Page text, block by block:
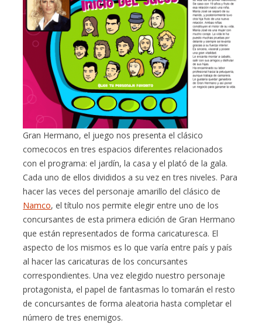
Gran Hermano, el juego nos presenta el clásico
comecocos en tres espacios diferentes relacionados
con el programa: el jardín, la casa y el plató de la gala.
Cada uno de ellos divididos a su vez en tres niveles. Para
hacer las veces del personaje amarillo del clásico de
Namco, el título nos permite elegir entre uno de los
concursantes de esta primera edición de Gran Hermano
que están representados de forma caricaturesca. El
aspecto de los mismos es lo que varía entre país y país
al hacer las caricaturas de los concursantes
correspondientes. Una vez elegido nuestro personaje
protagonista, el papel de fantasmas lo tomarán el resto
de concursantes de forma aleatoria hasta completar el
número de tres enemigos.